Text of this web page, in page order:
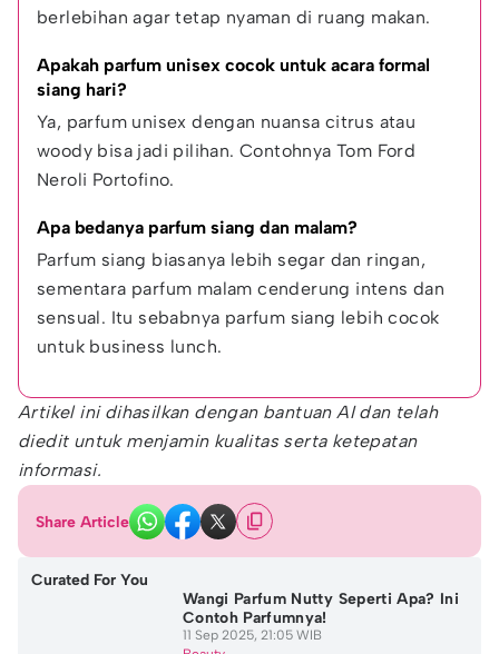
berlebihan agar tetap nyaman di ruang makan.
Apakah parfum unisex cocok untuk acara formal
siang hari?
Ya, parfum unisex dengan nuansa citrus atau
woody bisa jadi pilihan. Contohnya Tom Ford
Neroli Portofino.
Apa bedanya parfum siang dan malam?
Parfum siang biasanya lebih segar dan ringan,
sementara parfum malam cenderung intens dan
sensual. Itu sebabnya parfum siang lebih cocok
untuk business lunch.
Artikel ini dihasilkan dengan bantuan AI dan telah
diedit untuk menjamin kualitas serta ketepatan
informasi.
Share Article
Curated For You
Wangi Parfum Nutty Seperti Apa? Ini
Contoh Parfumnya!
11 Sep 2025, 21:05 WIB